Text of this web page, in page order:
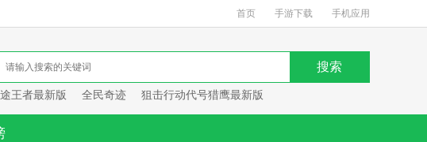
首页 手游下载 手机应用
王者最新版 全民奇迹 狙击行动代号猎鹰最新版